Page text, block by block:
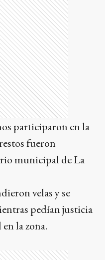
participaron en la
fueron
municipal de La
velas y se
pedían justicia
la zona.